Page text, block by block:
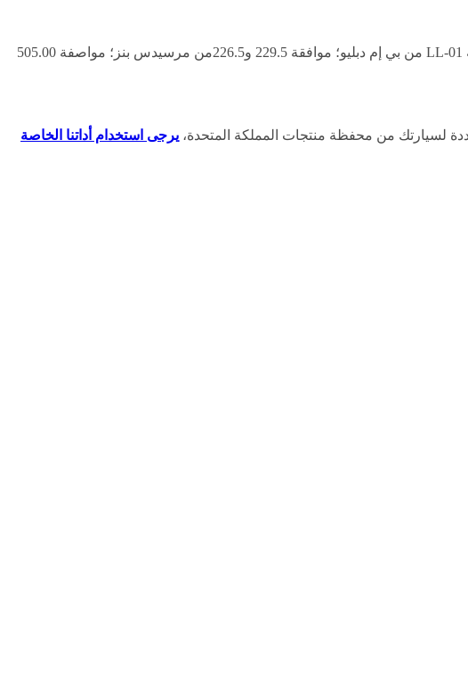
المواصفات: مواصفة CF من معهد البترول الأمريكي؛ مواصفة A3/B3 وA3/B4 من الرابطة الأوروبية لمصنعي السيارات؛ مواصفة LL-01 من بي إم دبليو؛ موافقة 229.5 و226.5من مرسيدس بنز؛ مواصفة 505.00
لسيارتك من محفظة منتجات المملكة المتحدة، يرجى استخدام أداتنا الخاصة